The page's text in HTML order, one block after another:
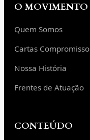
O MOVIMENTO
Quem Somos
Cartas Compromisso
Nossa História
Frentes de Atuação
CONTEÚDO